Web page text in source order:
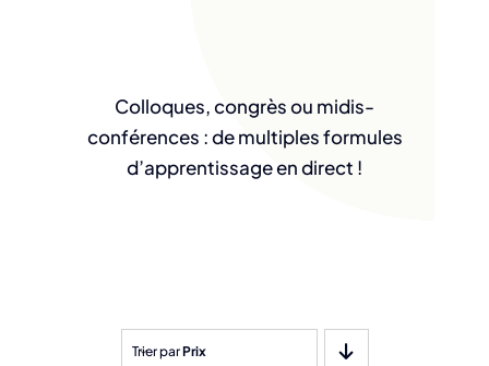
Colloques, congrès ou midis-
conférences : de multiples formules
d’apprentissage en direct !
Trier parPrix